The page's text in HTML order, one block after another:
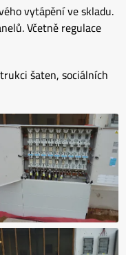
vytápění ve skladu.
Včetně regulace
šaten, sociálních